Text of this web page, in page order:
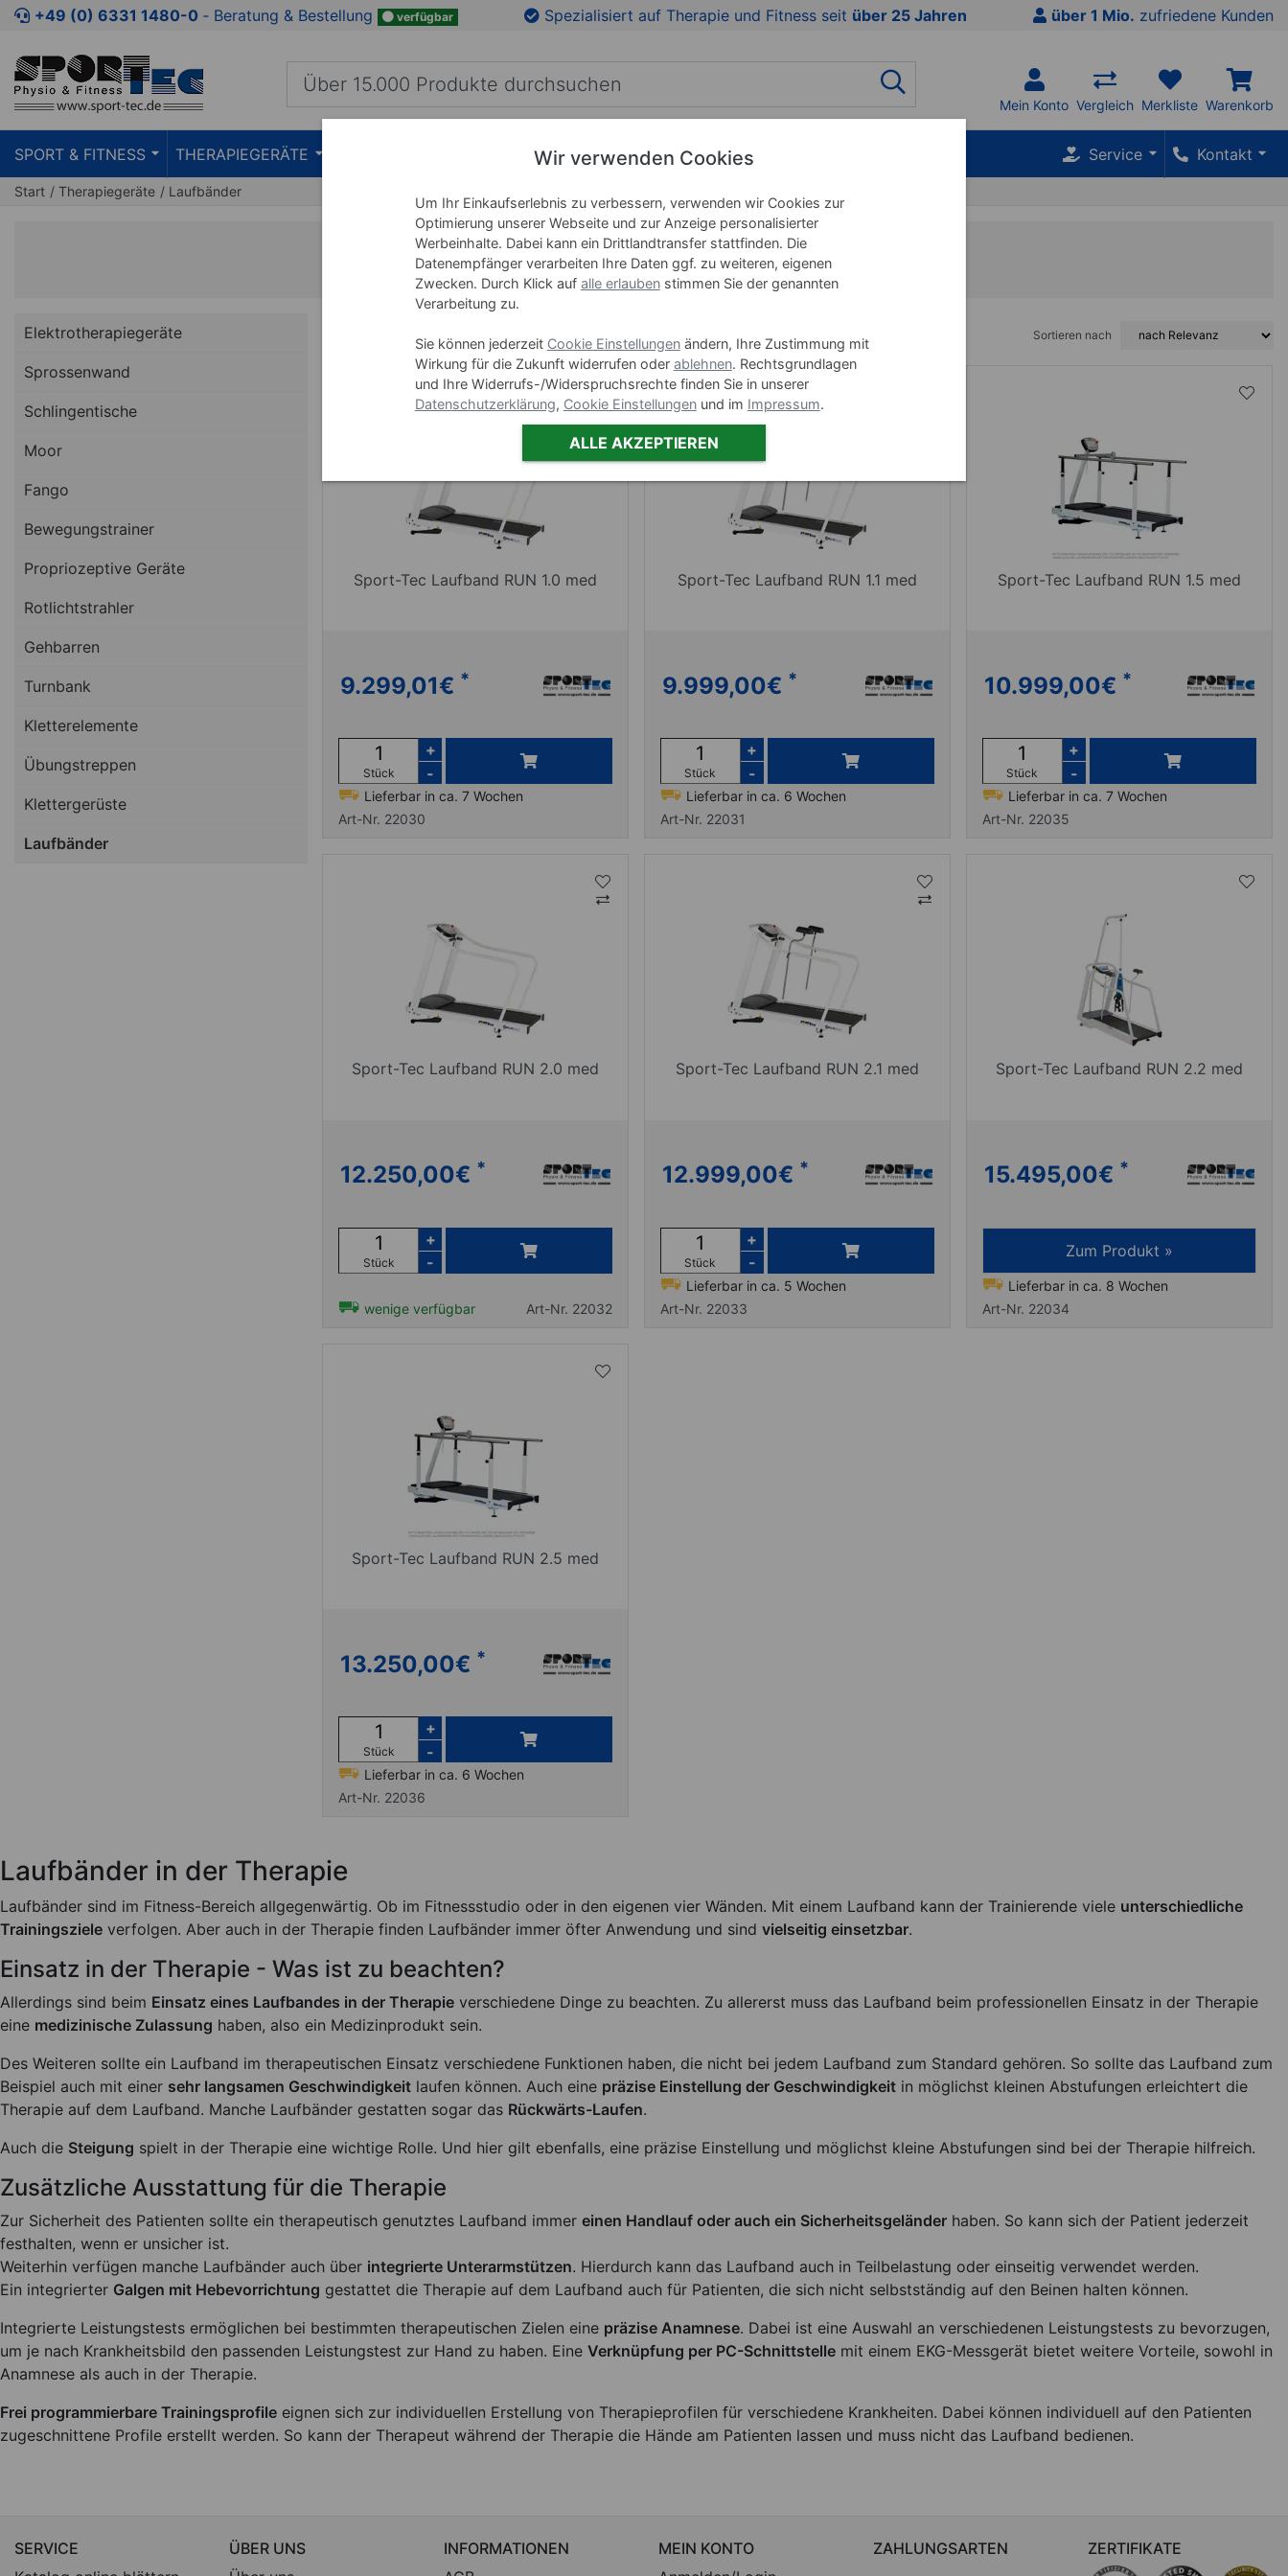
+49 (0) 6331 1480-0 ‐ Beratung & Bestellung verfügbar Spezialisiert auf Therapie und Fitness seit über 25 Jahren über 1 Mio. zufriedene Kunden
Mein Konto Vergleich Merkliste Warenkorb
SPORT & FITNESS THERAPIEGERÄTE LEHRMITTEL WELLNESS Service Kontakt
Start Therapiegeräte Laufbänder
Laufbänder
Elektrotherapiegeräte
Sprossenwand
Schlingentische
Moor
Fango
Bewegungstrainer
Propriozeptive Geräte
Rotlichtstrahler
Gehbarren
Turnbank
Kletterelemente
Übungstreppen
Klettergerüste
Laufbänder
Sortieren nach
Sport-Tec Laufband RUN 1.0 med
9.299,01€ *
Stück
+
-
Lieferbar in ca. 7 Wochen
Art-Nr. 22030
Sport-Tec Laufband RUN 1.1 med
9.999,00€ *
Stück
+
-
Lieferbar in ca. 6 Wochen
Art-Nr. 22031
Sport-Tec Laufband RUN 1.5 med
10.999,00€ *
Stück
+
-
Lieferbar in ca. 7 Wochen
Art-Nr. 22035
Sport-Tec Laufband RUN 2.0 med
12.250,00€ *
Stück
+
-
wenige verfügbar Art-Nr. 22032
Sport-Tec Laufband RUN 2.1 med
12.999,00€ *
Stück
+
-
Lieferbar in ca. 5 Wochen
Art-Nr. 22033
Sport-Tec Laufband RUN 2.2 med
15.495,00€ *
Zum Produkt »
Lieferbar in ca. 8 Wochen
Art-Nr. 22034
Sport-Tec Laufband RUN 2.5 med
13.250,00€ *
Stück
+
-
Lieferbar in ca. 6 Wochen
Art-Nr. 22036
Laufbänder in der Therapie
Laufbänder sind im Fitness-Bereich allgegenwärtig. Ob im Fitnessstudio oder in den eigenen vier Wänden. Mit einem Laufband kann der Trainierende viele unterschiedliche
Trainingsziele verfolgen. Aber auch in der Therapie finden Laufbänder immer öfter Anwendung und sind vielseitig einsetzbar.
Einsatz in der Therapie - Was ist zu beachten?
Allerdings sind beim Einsatz eines Laufbandes in der Therapie verschiedene Dinge zu beachten. Zu allererst muss das Laufband beim professionellen Einsatz in der Therapie
eine medizinische Zulassung haben, also ein Medizinprodukt sein.
Des Weiteren sollte ein Laufband im therapeutischen Einsatz verschiedene Funktionen haben, die nicht bei jedem Laufband zum Standard gehören. So sollte das Laufband zum
Beispiel auch mit einer sehr langsamen Geschwindigkeit laufen können. Auch eine präzise Einstellung der Geschwindigkeit in möglichst kleinen Abstufungen erleichtert die
Therapie auf dem Laufband. Manche Laufbänder gestatten sogar das Rückwärts-Laufen.
Auch die Steigung spielt in der Therapie eine wichtige Rolle. Und hier gilt ebenfalls, eine präzise Einstellung und möglichst kleine Abstufungen sind bei der Therapie hilfreich.
Zusätzliche Ausstattung für die Therapie
Zur Sicherheit des Patienten sollte ein therapeutisch genutztes Laufband immer einen Handlauf oder auch ein Sicherheitsgeländer haben. So kann sich der Patient jederzeit
festhalten, wenn er unsicher ist.
Weiterhin verfügen manche Laufbänder auch über integrierte Unterarmstützen. Hierdurch kann das Laufband auch in Teilbelastung oder einseitig verwendet werden.
Ein integrierter Galgen mit Hebevorrichtung gestattet die Therapie auf dem Laufband auch für Patienten, die sich nicht selbstständig auf den Beinen halten können.
Integrierte Leistungstests ermöglichen bei bestimmten therapeutischen Zielen eine präzise Anamnese. Dabei ist eine Auswahl an verschiedenen Leistungstests zu bevorzugen,
um je nach Krankheitsbild den passenden Leistungstest zur Hand zu haben. Eine Verknüpfung per PC-Schnittstelle mit einem EKG-Messgerät bietet weitere Vorteile, sowohl in
Anamnese als auch in der Therapie.
Frei programmierbare Trainingsprofile eignen sich zur individuellen Erstellung von Therapieprofilen für verschiedene Krankheiten. Dabei können individuell auf den Patienten
zugeschnittene Profile erstellt werden. So kann der Therapeut während der Therapie die Hände am Patienten lassen und muss nicht das Laufband bedienen.
SERVICE
ÜBER UNS
INFORMATIONEN
MEIN KONTO
ZAHLUNGSARTEN ZERTIFIKATE
Wir verwenden Cookies
Um Ihr Einkaufserlebnis zu verbessern, verwenden wir Cookies zur
Optimierung unserer Webseite und zur Anzeige personalisierter
Werbeinhalte. Dabei kann ein Drittlandtransfer stattfinden. Die
Datenempfänger verarbeiten Ihre Daten ggf. zu weiteren, eigenen
Zwecken. Durch Klick auf alle erlaubenstimmen Sie der genannten
Verarbeitung zu.
Sie können jederzeit Cookie Einstellungenändern, Ihre Zustimmung mit
Wirkung für die Zukunft widerrufen oder ablehnen. Rechtsgrundlagen
und Ihre Widerrufs-/Widerspruchsrechte finden Sie in unserer
Datenschutzerklärung, Cookie Einstellungenund im Impressum.
ALLE AKZEPTIEREN